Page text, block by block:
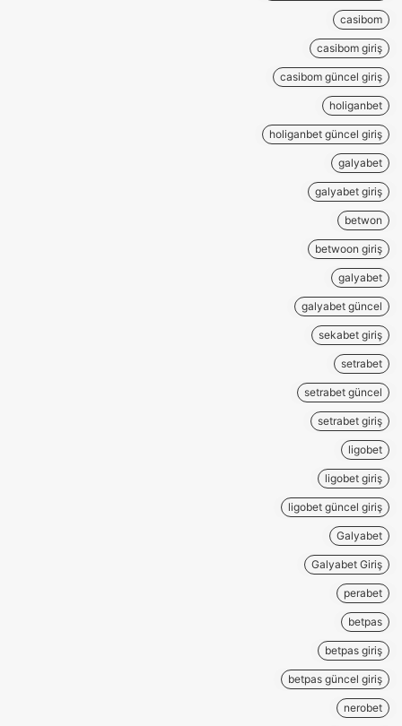
casibom
casibom giriş
casibom güncel giriş
holiganbet
holiganbet güncel giriş
galyabet
galyabet giriş
betwon
betwoon giriş
galyabet
galyabet güncel
sekabet giriş
setrabet
setrabet güncel
setrabet giriş
ligobet
ligobet giriş
ligobet güncel giriş
Galyabet
Galyabet Giriş
perabet
betpas
betpas giriş
betpas güncel giriş
nerobet